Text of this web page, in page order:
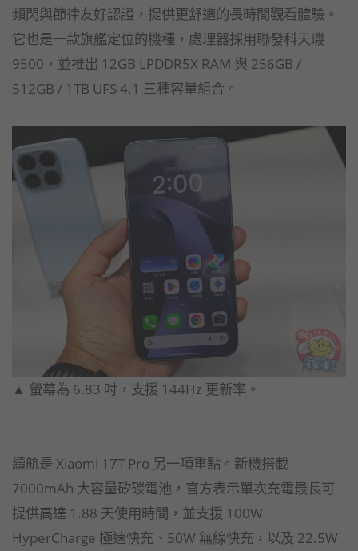
頻閃與節律友好認證，提供更舒適的長時間觀看體驗。
它也是一款旗艦定位的機種，處理器採用聯發科天璣
9500，並推出 12GB LPDDR5X RAM 與 256GB /
512GB / 1TB UFS 4.1 三種容量組合。
▲ 螢幕為 6.83 吋，支援 144Hz 更新率。
續航是 Xiaomi 17T Pro 另一項重點。新機搭載
7000mAh 大容量矽碳電池，官方表示單次充電最長可
提供高達 1.88 天使用時間，並支援 100W
HyperCharge 極速快充、50W 無線快充，以及 22.5W